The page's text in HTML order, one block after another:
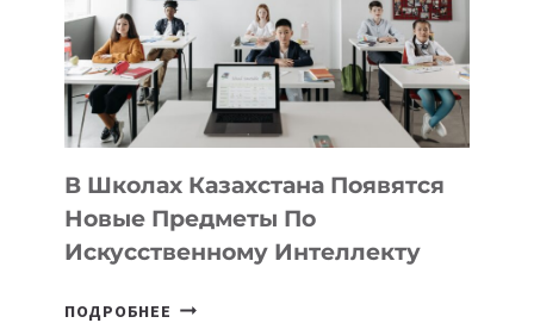
В Школах Казахстана Появятся
Новые Предметы По
Искусственному Интеллекту
ПОДРОБНЕЕ В